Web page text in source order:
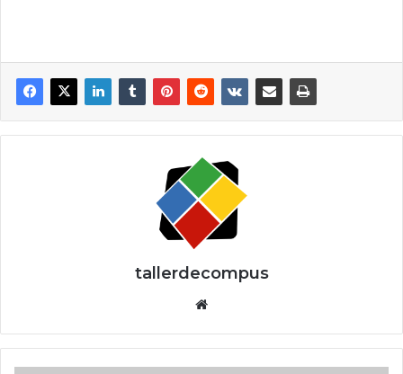
tallerdecompus
we
b